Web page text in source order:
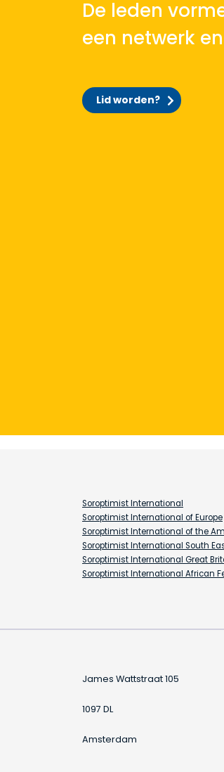
De leden
een netwerk
Lid worden?
Soroptimist International
Soroptimist International of Europe
Soroptimist International of the
Soroptimist International South
Soroptimist International Great
Soroptimist International African
James Wattstraat 105
1097 DL
Amsterdam